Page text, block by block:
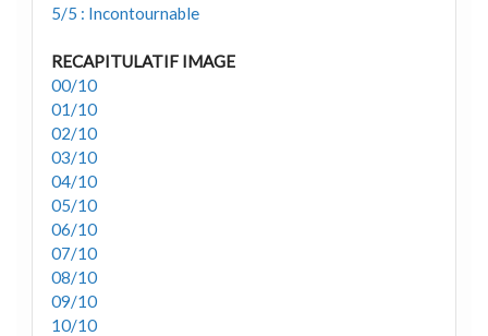
5/5 : Incontournable
RECAPITULATIF IMAGE
00/10
01/10
02/10
03/10
04/10
05/10
06/10
07/10
08/10
09/10
10/10